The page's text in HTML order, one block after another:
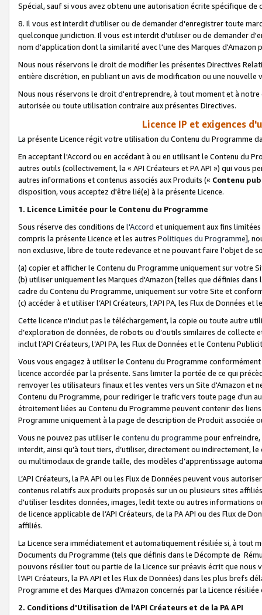
Spécial, sauf si vous avez obtenu une autorisation écrite spécifique de
8. Il vous est interdit d'utiliser ou de demander d'enregistrer toute
quelconque juridiction. Il vous est interdit d'utiliser ou de demander
nom d'application dont la similarité avec l'une des Marques
Nous nous réservons le droit de modifier les présentes Directives
entière discrétion, en publiant un avis de modification ou une nouvelle
Nous nous réservons le droit d'entreprendre, à tout moment et à
autorisée ou toute utilisation contraire aux présentes Directives.
Licence IP et exigences
La présente Licence régit votre utilisation du Contenu du Programme
En acceptant l'Accord ou en accédant à ou en utilisant le Contenu du
autres outils (collectivement, la « API Créateurs et PA API ») qui vous
autres informations et contenus associés aux Produits (« Contenu
disposition, vous acceptez d'être lié(e) à la présente Licence.
1. Licence Limitée pour le Contenu du Programme
Sous réserve des conditions de l'Accord et uniquement aux fins
compris la présente Licence et les autres Politiques du Programme],
non exclusive, libre de toute redevance et ne pouvant faire l'objet de
(a) copier et afficher le Contenu du Programme uniquement sur votre
(b) utiliser uniquement les Marques d'Amazon [telles que définies dans
cadre du Contenu du Programme, uniquement sur votre Site et
(c) accéder à et utiliser l’API Créateurs, l’API PA, les Flux de Données
Cette licence n'inclut pas le téléchargement, la copie ou toute autre
d’exploration de données, de robots ou d’outils similaires de
inclut l’API Créateurs, l’API PA, les Flux de Données et le Contenu
Vous vous engagez à utiliser le Contenu du Programme
licence accordée par la présente. Sans limiter la portée de ce qui
renvoyer les utilisateurs finaux et les ventes vers un Site d'Amazon et
Contenu du Programme, pour rediriger le trafic vers toute page d'un
étroitement liées au Contenu du Programme peuvent contenir des
Programme uniquement à la page de description de Produit associée
Vous ne pouvez pas utiliser le contenu du programme pour
interdit, ainsi qu’à tout tiers, d’utiliser, directement ou indirectement,
ou multimodaux de grande taille, des modèles d’apprentissage
L’API Créateurs, la PA API ou les Flux de Données peuvent vous
contenus relatifs aux produits proposés sur un ou plusieurs sites
d'utiliser lesdites données, images, ledit texte ou autres informations
de licence applicable de l’API Créateurs, de la PA API ou des Flux de
affiliés.
La Licence sera immédiatement et automatiquement résiliée si, à
Documents du Programme (tels que définis dans le Décompte de
pouvons résilier tout ou partie de la Licence sur préavis écrit que
l’API Créateurs, la PA API et les Flux de Données) dans les plus
Programme et des Marques d'Amazon concernés par la Licence
2. Conditions d'Utilisation de l’API Créateurs et de la PA API